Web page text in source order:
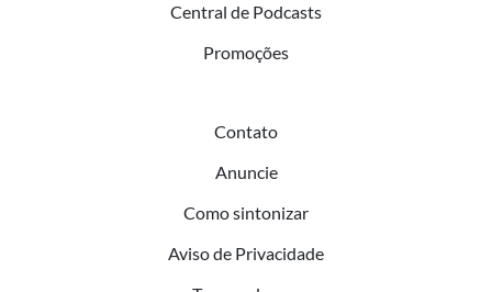
Central de Podcasts
Promoções
Contato
Anuncie
Como sintonizar
Aviso de Privacidade